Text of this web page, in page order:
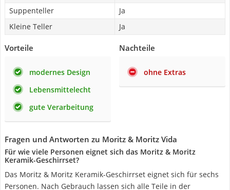
Suppenteller
Ja
Kleine Teller
Ja
Vorteile
modernes Design
Lebensmittelecht
gute Verarbeitung
Nachteile
ohne Extras
Fragen und Antworten zu Moritz & Moritz Vida
Für wie viele Personen eignet sich das Moritz & Moritz
Keramik-Geschirrset?
Das Moritz & Moritz Keramik-Geschirrset eignet sich für sechs
Personen. Nach Gebrauch lassen sich alle Teile in der